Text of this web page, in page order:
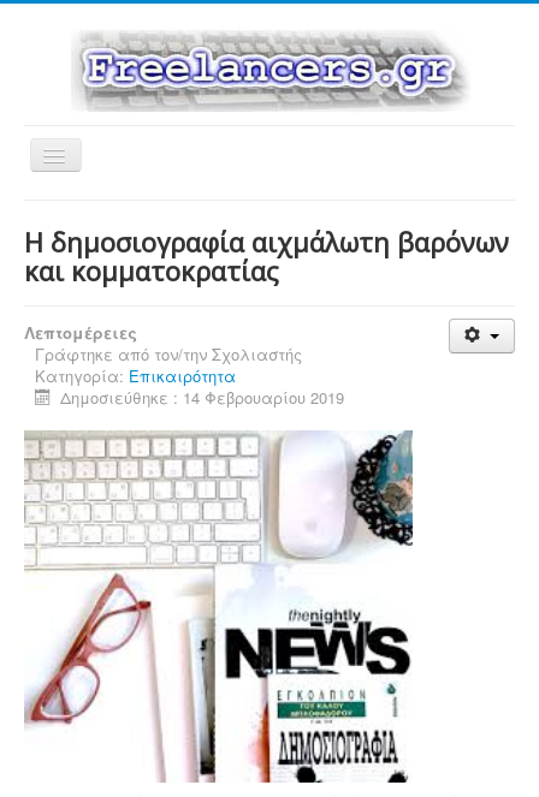
Εναλλαγή
πλοήγησης
Η δημοσιογραφία αιχμάλωτη βαρόνων
και κομματοκρατίας
Λεπτομέρειες
Γράφτηκε από τον/την Σχολιαστής
Κατηγορία: Επικαιρότητα
Δημοσιεύθηκε : 14 Φεβρουαρίου 2019